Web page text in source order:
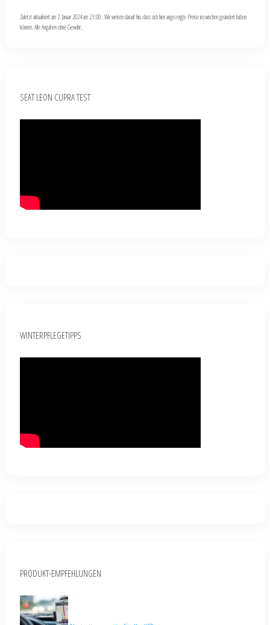
Zuletzt aktualisiert am 2. Januar 2024 um 23:00 . Wir weisen darauf hin, dass sich hier angezeigte Preise inzwischen geändert haben
können. Alle Angaben ohne Gewähr.
SEAT LEON CUPRA TEST
WINTERPFLEGETIPPS
PRODUKT-EMPFEHLUNGEN